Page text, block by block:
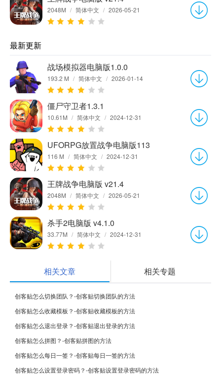
2048M / 简体中文 / 2026-05-21
最新更新
战场模拟器电脑版1.0.0
193.2 M / 简体中文 / 2026-01-14
僵尸守卫者1.3.1
10.61M / 简体中文 / 2024-12-31
UFORPG放置战争电脑版113
116 M / 简体中文 / 2024-12-31
王牌战争电脑版 v21.4
2048M / 简体中文 / 2026-05-21
杀手2电脑版 v4.1.0
33.77M / 简体中文 / 2024-12-31
相关文章 相关专题
创客贴怎么切换团队？-创客贴切换团队的方法
创客贴怎么收藏模板？-创客贴收藏模板的方法
创客贴怎么退出登录？-创客贴退出登录的方法
创客贴怎么拼图？-创客贴拼图的方法
创客贴怎么每日一签？-创客贴每日一签的方法
创客贴怎么设置登录密码？-创客贴设置登录密码的方法